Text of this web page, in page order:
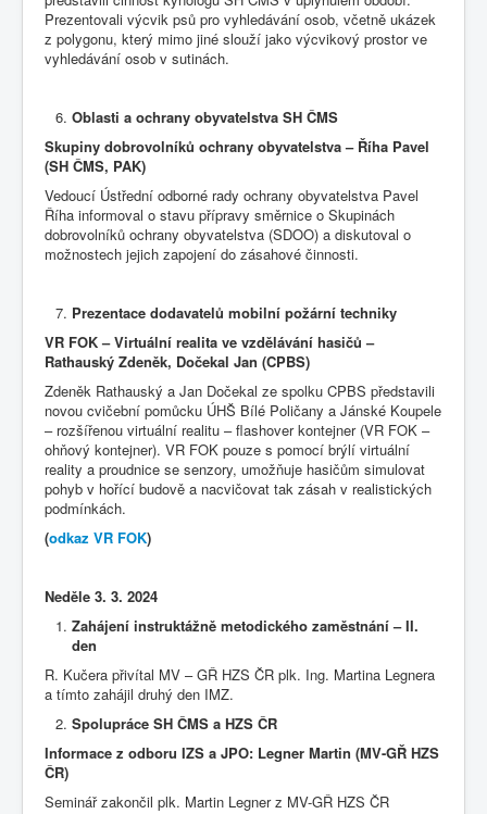
Prezentovali výcvik psů pro vyhledávání osob, včetně ukázek
z polygonu, který mimo jiné slouží jako výcvikový prostor ve
vyhledávání osob v sutinách.
Oblasti a ochrany obyvatelstva SH ČMS
Skupiny dobrovolníků ochrany obyvatelstva – Říha Pavel
(SH ČMS, PAK)
Vedoucí Ústřední odborné rady ochrany obyvatelstva Pavel
Říha informoval o stavu přípravy směrnice o Skupinách
dobrovolníků ochrany obyvatelstva (SDOO) a diskutoval o
možnostech jejich zapojení do zásahové činnosti.
Prezentace dodavatelů mobilní požární techniky
VR FOK – Virtuální realita ve vzdělávání hasičů –
Rathauský Zdeněk, Dočekal Jan (CPBS)
Zdeněk Rathauský a Jan Dočekal ze spolku CPBS představili
novou cvičební pomůcku ÚHŠ Bílé Poličany a Jánské Koupele
– rozšířenou virtuální realitu – flashover kontejner (VR FOK –
ohňový kontejner). VR FOK pouze s pomocí brýlí virtuální
reality a proudnice se senzory, umožňuje hasičům simulovat
pohyb v hořící budově a nacvičovat tak zásah v realistických
podmínkách.
(odkaz VR FOK)
Neděle 3. 3. 2024
Zahájení instruktážně metodického zaměstnání – II.
den
R. Kučera přivítal MV – GŘ HZS ČR plk. Ing. Martina Legnera
a tímto zahájil druhý den IMZ.
Spolupráce SH ČMS a HZS ČR
Informace z odboru IZS a JPO: Legner Martin (MV-GŘ HZS
ČR)
Seminář zakončil plk. Martin Legner z MV-GŘ HZS ČR